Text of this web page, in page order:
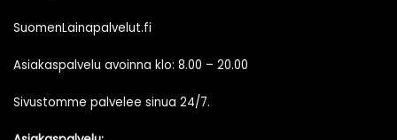
SuomenLainapalvelut.fi
Asiakaspalvelu avoinna klo: 8.00 – 20.00
Sivustomme palvelee sinua 24/7.